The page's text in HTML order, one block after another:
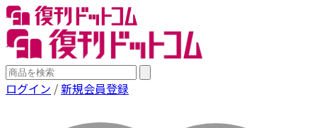
ログイン /新規会員登録